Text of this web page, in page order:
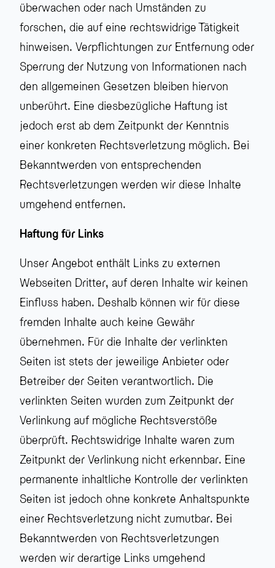
überwachen oder nach Umständen zu
forschen, die auf eine rechtswidrige Tätigkeit
hinweisen. Verpflichtungen zur Entfernung oder
Sperrung der Nutzung von Informationen nach
den allgemeinen Gesetzen bleiben hiervon
unberührt. Eine diesbezügliche Haftung ist
jedoch erst ab dem Zeitpunkt der Kenntnis
einer konkreten Rechtsverletzung möglich. Bei
Bekanntwerden von entsprechenden
Rechtsverletzungen werden wir diese Inhalte
umgehend entfernen.
Haftung für Links
Unser Angebot enthält Links zu externen
Webseiten Dritter, auf deren Inhalte wir keinen
Einfluss haben. Deshalb können wir für diese
fremden Inhalte auch keine Gewähr
übernehmen. Für die Inhalte der verlinkten
Seiten ist stets der jeweilige Anbieter oder
Betreiber der Seiten verantwortlich. Die
verlinkten Seiten wurden zum Zeitpunkt der
Verlinkung auf mögliche Rechtsverstöße
überprüft. Rechtswidrige Inhalte waren zum
Zeitpunkt der Verlinkung nicht erkennbar. Eine
permanente inhaltliche Kontrolle der verlinkten
Seiten ist jedoch ohne konkrete Anhaltspunkte
einer Rechtsverletzung nicht zumutbar. Bei
Bekanntwerden von Rechtsverletzungen
werden wir derartige Links umgehend